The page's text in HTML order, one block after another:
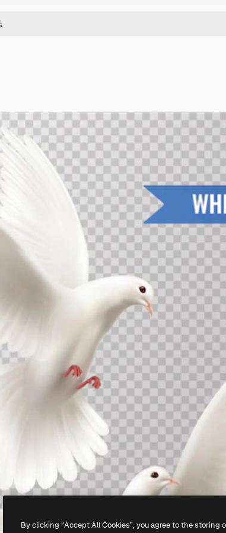
By clicking “Accept All Cookies”, you agree to the storing